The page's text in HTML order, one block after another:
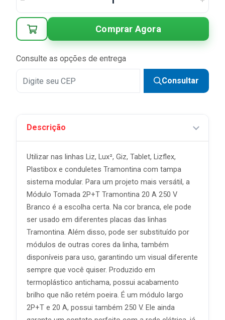
Comprar Agora
Consulte as opções de entrega
Consultar
Descrição
Utilizar nas linhas Liz, Lux², Giz, Tablet, Lizflex,
Plastibox e conduletes Tramontina com tampa
sistema modular. Para um projeto mais versátil, a
Módulo Tomada 2P+T Tramontina 20 A 250 V
Branco é a escolha certa. Na cor branca, ele pode
ser usado em diferentes placas das linhas
Tramontina. Além disso, pode ser substituído por
módulos de outras cores da linha, também
disponíveis para uso, garantindo um visual diferente
sempre que você quiser. Produzido em
termoplástico antichama, possui acabamento
brilho que não retém poeira. É um módulo largo
2P+T e 20 A, possui também 250 V. Ele ainda